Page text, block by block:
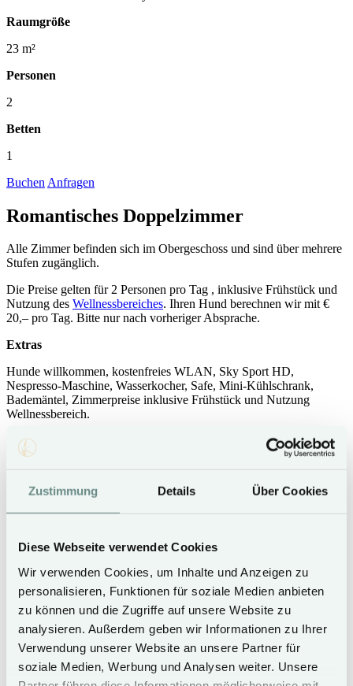
Zustimmung Details Über Cookies
Diese Webseite verwendet Cookies
Wir verwenden Cookies, um Inhalte und Anzeigen zu
personalisieren, Funktionen für soziale Medien anbieten
zu können und die Zugriffe auf unsere Website zu
analysieren. Außerdem geben wir Informationen zu Ihrer
Verwendung unserer Website an unsere Partner für
soziale Medien, Werbung und Analysen weiter. Unsere
Raumgröße
23 m²
Personen
2
Betten
1
Buchen Anfragen
Romantisches Doppelzimmer
Alle Zimmer befinden sich im Obergeschoss und sind über mehrere
Stufen zugänglich.
Die Preise gelten für 2 Personen pro Tag , inklusive Frühstück und
Nutzung des Wellnessbereiches. Ihren Hund berechnen wir mit €
20,– pro Tag. Bitte nur nach vorheriger Absprache.
Extras
Hunde willkommen, kostenfreies WLAN, Sky Sport HD,
Nespresso-Maschine, Wasserkocher, Safe, Mini-Kühlschrank,
Bademäntel, Zimmerpreise inklusive Frühstück und Nutzung
Wellnessbereich.
Hunde
willkommen
Smart TV mit
Sky Sport HD
kostenfreies
WLAN